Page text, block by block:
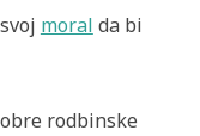
moral da bi
rodbinske